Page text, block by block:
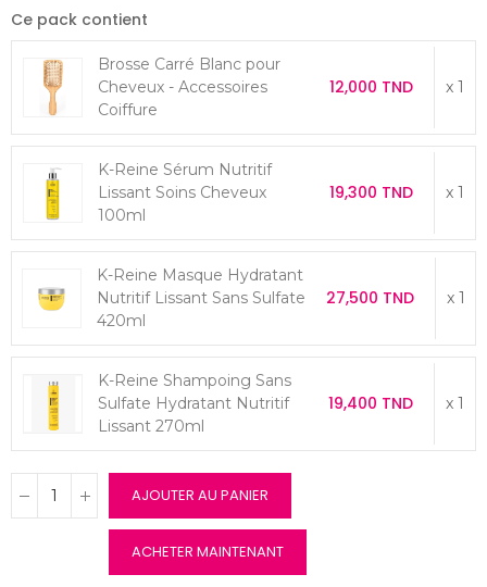
Ce pack contient
Brosse Carré Blanc pour
Cheveux - Accessoires
Coiffure
12,000 TND x 1
K-Reine Sérum Nutritif
Lissant Soins Cheveux
100ml
19,300 TND x 1
K-Reine Masque Hydratant
Nutritif Lissant Sans Sulfate
420ml
27,500 TND x 1
K-Reine Shampoing Sans
Sulfate Hydratant Nutritif
Lissant 270ml
19,400 TND x 1
AJOUTER AU PANIER
ACHETER MAINTENANT